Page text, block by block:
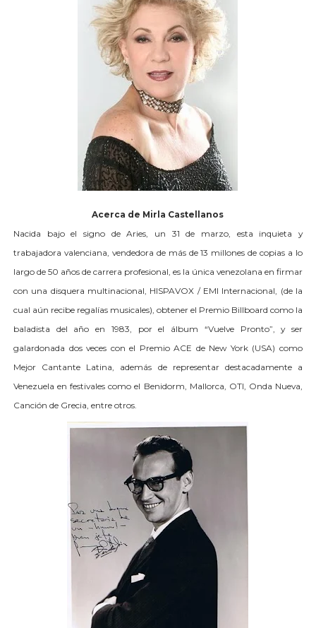
Acerca de Mirla Castellanos
Nacida bajo el signo de Aries, un 31 de marzo, esta inquieta y
trabajadora valenciana, vendedora de más de 13 millones de copias a lo
largo de 50 años de carrera profesional, es la única venezolana en firmar
con una disquera multinacional, HISPAVOX / EMI Internacional, (de la
cual aún recibe regalías musicales), obtener el Premio Billboard como la
baladista del año en 1983, por el álbum “Vuelve Pronto”, y ser
galardonada dos veces con el Premio ACE de New York (USA) como
Mejor Cantante Latina, además de representar destacadamente a
Venezuela en festivales como el Benidorm, Mallorca, OTI, Onda Nueva,
Canción de Grecia, entre otros.